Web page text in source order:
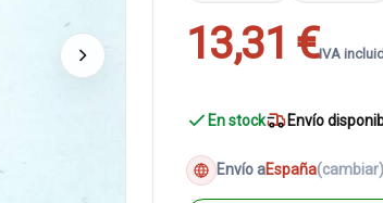
13,31 €IVA
En stock Envío
Envío aEspaña(cambiar)